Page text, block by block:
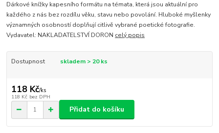
Dárkové knížky kapesního formátu na témata, která jsou aktuální pro
každého z nás bez rozdílu věku, stavu nebo povolání. Hluboké myšlenky
významných osobností doplňují citlivě vybrané poetické fotografie.
Vydavatel: NAKLADATELSTVÍ DORON celý popis
Dostupnost skladem > 20 ks
118 Kč/ks
118 Kč bez DPH
Přidat do košíku